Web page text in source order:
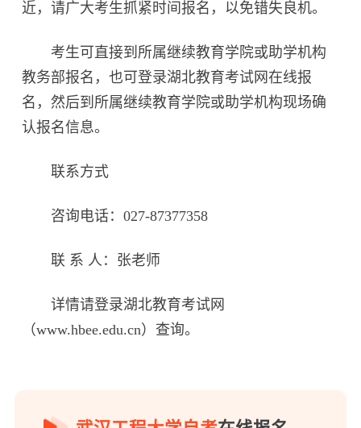
近，请广大考生抓紧时间报名，以免错失良机。
考生可直接到所属继续教育学院或助学机构
教务部报名，也可登录湖北教育考试网在线报
名，然后到所属继续教育学院或助学机构现场确
认报名信息。
联系方式
咨询电话：027-87377358
联 系 人：张老师
详情请登录湖北教育考试网
（www.hbee.edu.cn）查询。